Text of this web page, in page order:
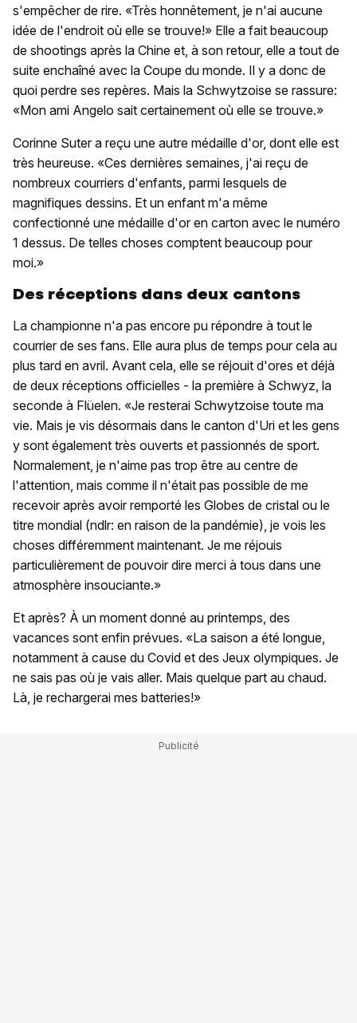
s'empêcher de rire. «Très honnêtement, je n'ai aucune
idée de l'endroit où elle se trouve!» Elle a fait beaucoup
de shootings après la Chine et, à son retour, elle a tout de
suite enchaîné avec la Coupe du monde. Il y a donc de
quoi perdre ses repères. Mais la Schwytzoise se rassure:
«Mon ami Angelo sait certainement où elle se trouve.»
Corinne Suter a reçu une autre médaille d'or, dont elle est
très heureuse. «Ces dernières semaines, j'ai reçu de
nombreux courriers d'enfants, parmi lesquels de
magnifiques dessins. Et un enfant m'a même
confectionné une médaille d'or en carton avec le numéro
1 dessus. De telles choses comptent beaucoup pour
moi.»
Des réceptions dans deux cantons
La championne n'a pas encore pu répondre à tout le
courrier de ses fans. Elle aura plus de temps pour cela au
plus tard en avril. Avant cela, elle se réjouit d'ores et déjà
de deux réceptions officielles - la première à Schwyz, la
seconde à Flüelen. «Je resterai Schwytzoise toute ma
vie. Mais je vis désormais dans le canton d'Uri et les gens
y sont également très ouverts et passionnés de sport.
Normalement, je n'aime pas trop être au centre de
l'attention, mais comme il n'était pas possible de me
recevoir après avoir remporté les Globes de cristal ou le
titre mondial (ndlr: en raison de la pandémie), je vois les
choses différemment maintenant. Je me réjouis
particulièrement de pouvoir dire merci à tous dans une
atmosphère insouciante.»
Et après? À un moment donné au printemps, des
vacances sont enfin prévues. «La saison a été longue,
notamment à cause du Covid et des Jeux olympiques. Je
ne sais pas où je vais aller. Mais quelque part au chaud.
Là, je rechargerai mes batteries!»